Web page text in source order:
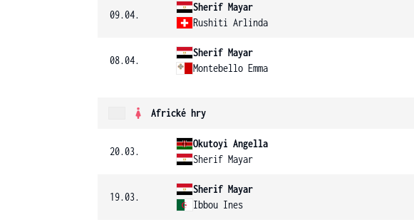
09.04.
Sherif Mayar
Rushiti Arlinda
08.04.
Sherif Mayar
Montebello Emma
Africké hry
20.03.
Okutoyi Angella
Sherif Mayar
19.03.
Sherif Mayar
Ibbou Ines